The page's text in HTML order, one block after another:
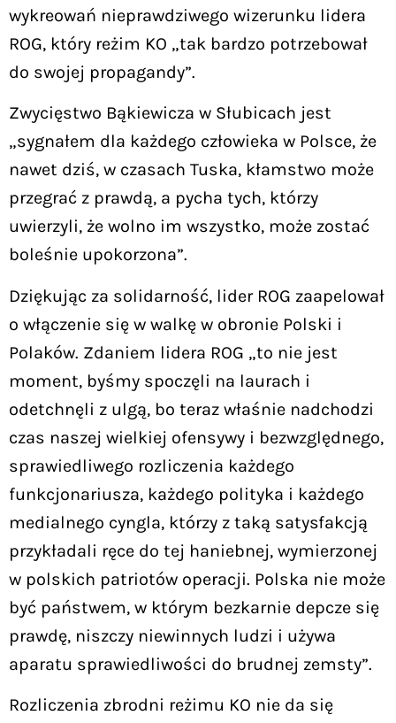
wykreowań nieprawdziwego wizerunku lidera
ROG, który reżim KO „tak bardzo potrzebował
do swojej propagandy”.
Zwycięstwo Bąkiewicza w Słubicach jest
„sygnałem dla każdego człowieka w Polsce, że
nawet dziś, w czasach Tuska, kłamstwo może
przegrać z prawdą, a pycha tych, którzy
uwierzyli, że wolno im wszystko, może zostać
boleśnie upokorzona”.
Dziękując za solidarność, lider ROG zaapelował
o włączenie się w walkę w obronie Polski i
Polaków. Zdaniem lidera ROG „to nie jest
moment, byśmy spoczęli na laurach i
odetchnęli z ulgą, bo teraz właśnie nadchodzi
czas naszej wielkiej ofensywy i bezwzględnego,
sprawiedliwego rozliczenia każdego
funkcjonariusza, każdego polityka i każdego
medialnego cyngla, którzy z taką satysfakcją
przykładali ręce do tej haniebnej, wymierzonej
w polskich patriotów operacji. Polska nie może
być państwem, w którym bezkarnie depcze się
prawdę, niszczy niewinnych ludzi i używa
aparatu sprawiedliwości do brudnej zemsty”.
Rozliczenia zbrodni reżimu KO nie da się